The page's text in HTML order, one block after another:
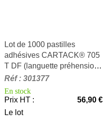
Lot de 1000 pastilles
adhésives CARTACK® 705
T DF (languette préhension)
- Ø 19 mm
Réf: 301377
En stock
Prix HT :
56,90 €
Le lot